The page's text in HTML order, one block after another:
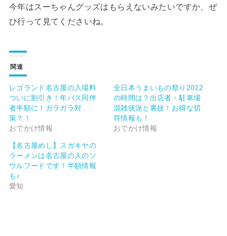
今年はスーちゃんグッズはもらえないみたいですか、ぜ
ひ行って見てくださいね。
関連
レゴランド名古屋の入場料
ついに割引き！年パス同伴
者半額に！ガラガラ対
策？！
おでかけ情報
全日本うまいもの祭り2022
の時間は？出店者・駐車場
混雑状況と裏技！お得な切
符情報も！
おでかけ情報
【名古屋めし】スガキヤの
ラーメンは名古屋の人のソ
ウルフードです！半額情報
も♪
愛知